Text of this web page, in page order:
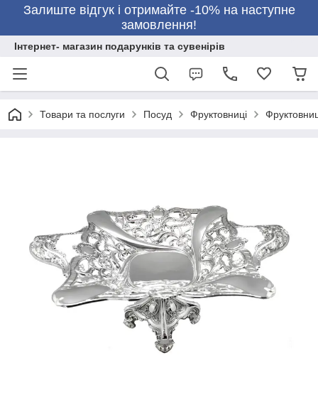
Залиште відгук і отримайте -10% на наступне
замовлення!
Інтернет- магазин подарунків та сувенірів
Товари та послуги Посуд Фруктовниці